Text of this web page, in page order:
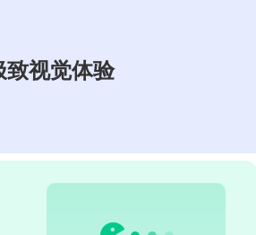
致视觉体验